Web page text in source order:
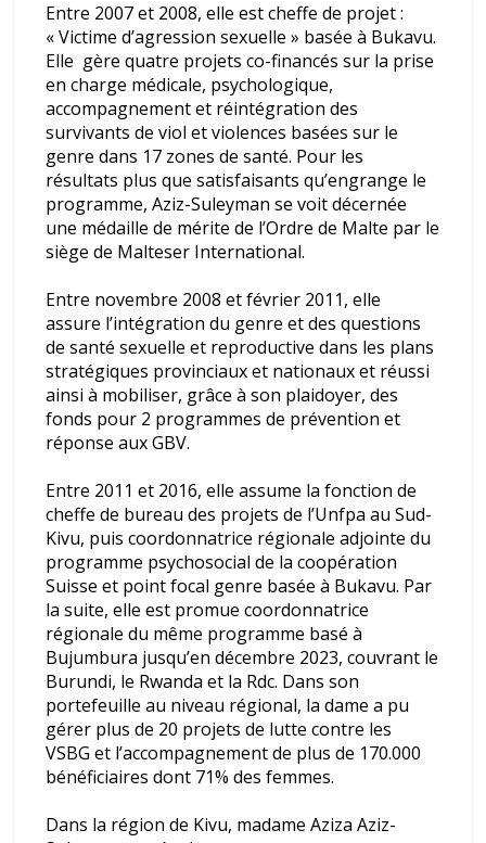
Entre 2007 et 2008, elle est cheffe de projet :
« Victime d’agression sexuelle » basée à Bukavu.
Elle gère quatre projets co-financés sur la prise
en charge médicale, psychologique,
accompagnement et réintégration des
survivants de viol et violences basées sur le
genre dans 17 zones de santé. Pour les
résultats plus que satisfaisants qu’engrange le
programme, Aziz-Suleyman se voit décernée
une médaille de mérite de l’Ordre de Malte par le
siège de Malteser International.
Entre novembre 2008 et février 2011, elle
assure l’intégration du genre et des questions
de santé sexuelle et reproductive dans les plans
stratégiques provinciaux et nationaux et réussi
ainsi à mobiliser, grâce à son plaidoyer, des
fonds pour 2 programmes de prévention et
réponse aux GBV.
Entre 2011 et 2016, elle assume la fonction de
cheffe de bureau des projets de l’Unfpa au Sud-
Kivu, puis coordonnatrice régionale adjointe du
programme psychosocial de la coopération
Suisse et point focal genre basée à Bukavu. Par
la suite, elle est promue coordonnatrice
régionale du même programme basé à
Bujumbura jusqu’en décembre 2023, couvrant le
Burundi, le Rwanda et la Rdc. Dans son
portefeuille au niveau régional, la dame a pu
gérer plus de 20 projets de lutte contre les
VSBG et l’accompagnement de plus de 170.000
bénéficiaires dont 71% des femmes.
Dans la région de Kivu, madame Aziza Aziz-